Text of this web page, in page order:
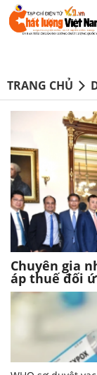
TRANG CHỦ
Chuyên gia
áp thuế đối